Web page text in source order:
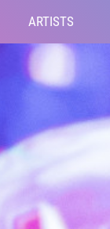
ARTISTS